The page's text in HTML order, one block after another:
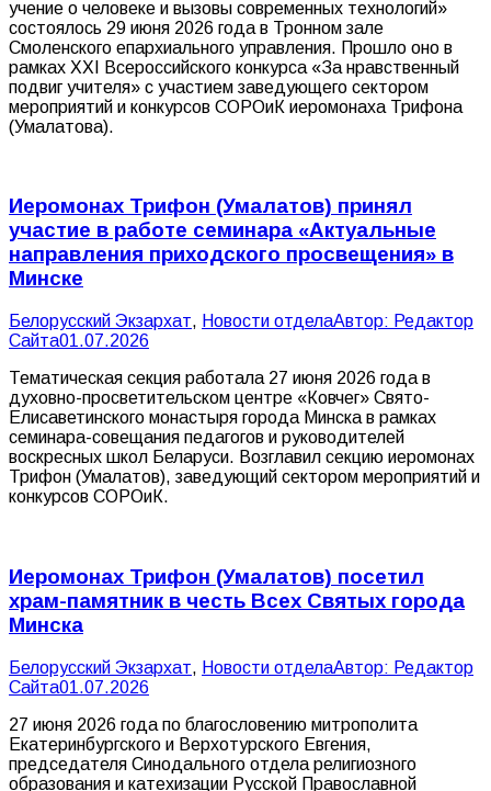
учение о человеке и вызовы современных технологий»
состоялось 29 июня 2026 года в Тронном зале
Смоленского епархиального управления. Прошло оно в
рамках XXI Всероссийского конкурса «За нравственный
подвиг учителя» с участием заведующего сектором
мероприятий и конкурсов СОРОиК иеромонаха Трифона
(Умалатова).
Иеромонах Трифон (Умалатов) принял
участие в работе семинара «Актуальные
направления приходского просвещения» в
Минске
Белорусский Экзархат, Новости отделаАвтор: Редактор
Сайта01.07.2026
Тематическая секция работала 27 июня 2026 года в
духовно-просветительском центре «Ковчег» Свято-
Елисаветинского монастыря города Минска в рамках
семинара-совещания педагогов и руководителей
воскресных школ Беларуси. Возглавил секцию иеромонах
Трифон (Умалатов), заведующий сектором мероприятий и
конкурсов СОРОиК.
Иеромонах Трифон (Умалатов) посетил
храм-памятник в честь Всех Святых города
Минска
Белорусский Экзархат, Новости отделаАвтор: Редактор
Сайта01.07.2026
27 июня 2026 года по благословению митрополита
Екатеринбургского и Верхотурского Евгения,
председателя Синодального отдела религиозного
образования и катехизации Русской Православной